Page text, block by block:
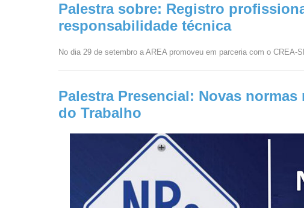
Palestra sobre: Registro
responsabilidade técnica
No dia 29 de setembro a AREA promoveu em parceria com o
Palestra Presencial: Novas
do Trabalho